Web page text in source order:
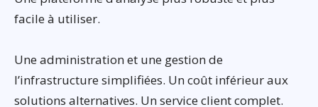
facile à utiliser.
Une administration et une gestion de
l’infrastructure simplifiées. Un coût inférieur aux
solutions alternatives. Un service client complet.